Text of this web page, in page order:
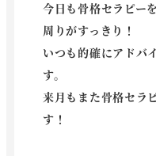
今日も骨格セラピー
周りがすっきり！
いつも的確にアドバ
す。
来月もまた骨格セラ
す！